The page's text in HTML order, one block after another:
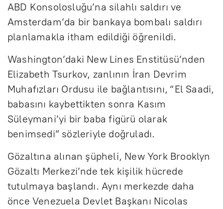
ABD Konsolosluğu’na silahlı saldırı ve
Amsterdam’da bir bankaya bombalı saldırı
planlamakla itham edildiği öğrenildi.
Washington’daki New Lines Enstitüsü’nden
Elizabeth Tsurkov, zanlının İran Devrim
Muhafızları Ordusu ile bağlantısını, “El Saadi,
babasını kaybettikten sonra Kasım
Süleymani’yi bir baba figürü olarak
benimsedi” sözleriyle doğruladı.
Gözaltına alınan şüpheli, New York Brooklyn
Gözaltı Merkezi’nde tek kişilik hücrede
tutulmaya başlandı. Aynı merkezde daha
önce Venezuela Devlet Başkanı Nicolas